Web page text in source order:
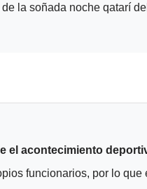
la soñada noche qatarí
el acontecimiento
funcionarios, por lo